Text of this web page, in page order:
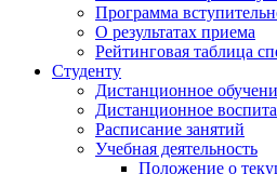
Программа
О результатах приема
Рейтинговая таблица
Студенту
Дистанционное
Дистанционное
Расписание занятий
Учебная деятельность
Положение о